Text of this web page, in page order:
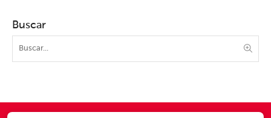
Buscar